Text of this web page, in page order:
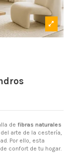
de fibras naturales
arte de la cestería,
Por ello, esta
confort de tu hogar.